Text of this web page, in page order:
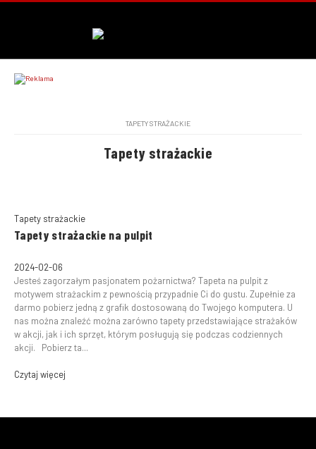
TAPETY STRAŻACKIE
Tapety strażackie
Tapety strażackie
Tapety strażackie na pulpit
2024-02-06
Jesteś zagorzałym pasjonatem pożarnictwa? Tapeta na pulpit z
motywem strażackim z pewnością przypadnie Ci do gustu. Zupełnie za
darmo pobierz jedną z grafik dostosowaną do Twojego komputera. U
nas można znaleźć można zarówno tapety przedstawiające strażaków
w akcji, jak i ich sprzęt, którym posługują się podczas codziennych
akcji. Pobierz ta...
Czytaj więcej